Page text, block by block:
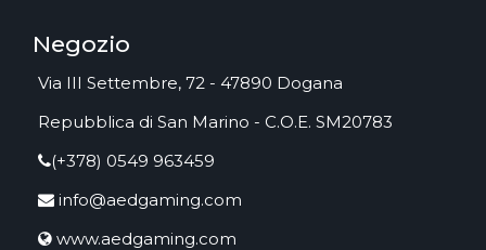
Negozio
Via III Settembre, 72 - 47890 Dogana
Repubblica di San Marino - C.O.E. SM20783
(+378) 0549 963459
info@aedgaming.com
www.aedgaming.com